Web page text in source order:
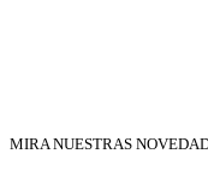
MIRA NUESTRAS